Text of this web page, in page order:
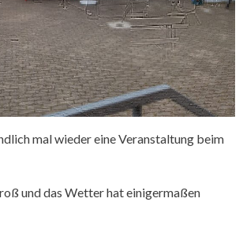
mal wieder eine Veranstaltung beim
und das Wetter hat einigermaßen